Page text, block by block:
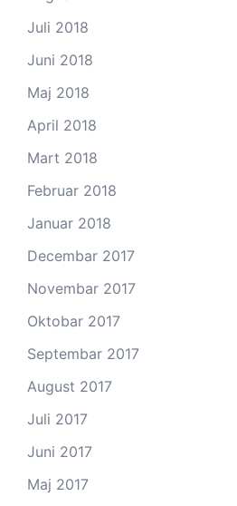
Juli 2018
Juni 2018
Maj 2018
April 2018
Mart 2018
Februar 2018
Januar 2018
Decembar 2017
Novembar 2017
Oktobar 2017
Septembar 2017
August 2017
Juli 2017
Juni 2017
Maj 2017